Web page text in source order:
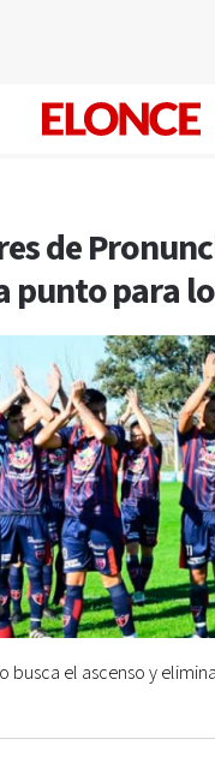
de
punto para
busca el ascenso y